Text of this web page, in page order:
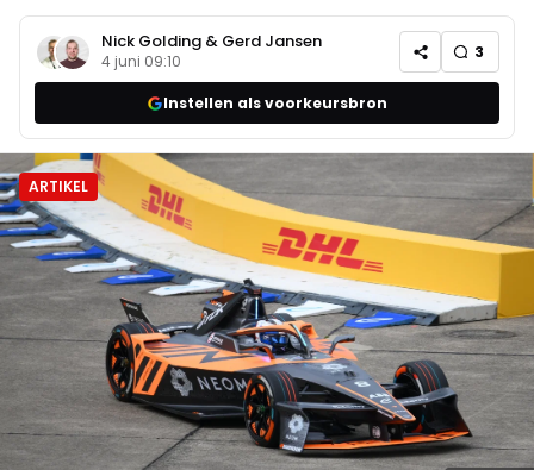
Nick Golding & Gerd Jansen
4 juni 09:10 3
Instellen als voorkeursbron
ARTIKEL